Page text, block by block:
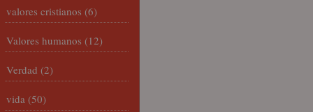
valores cristianos (6)
Valores humanos (12)
Verdad (2)
vida (50)